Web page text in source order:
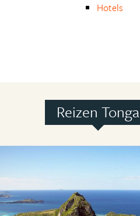
Hotels
Reizen Tonga